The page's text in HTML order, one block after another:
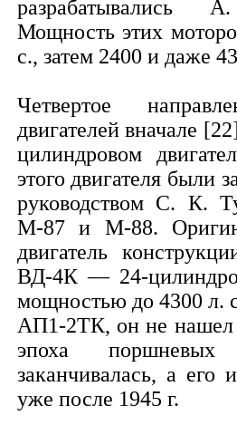
Мощность этих
с., затем 2400 и даже
Четвертое
двигателей вначале
цилиндровом
этого двигателя были
руководством С. К.
М-87 и М-88.
двигатель
ВД-4К — 24-
мощностью до 4300 л.
АП1-2ТК, он не нашел
эпоха
заканчивалась, а его
уже после 1945 г.